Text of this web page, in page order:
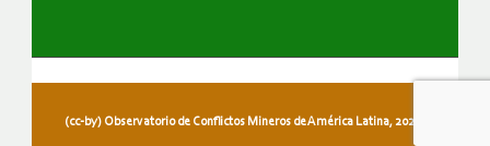
(cc-by) Observatorio de Conflictos Mineros de América Latina, 2026